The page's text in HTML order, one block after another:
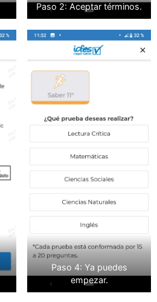
Paso 2: Aceptar términos.
Paso 4: Ya puedes
empezar.